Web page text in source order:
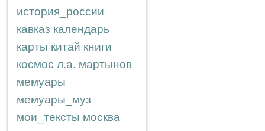
история_россии
кавказ календарь
карты китай книги
космос л.а. мартынов
мемуары
мемуары_муз
мои_тексты москва